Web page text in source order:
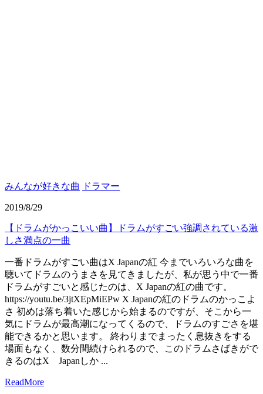
みんなが好きな曲 ドラマー
2019/8/29
【ドラムがかっこいい曲】ドラムがすごい強調されている激
しさ満点の一曲
一番ドラムがすごい曲はX Japanの紅 今までいろいろな曲を
聴いてドラムのうまさを見てきましたが、私が思う中で一番
ドラムがすごいと感じたのは、X Japanの紅の曲です。
https://youtu.be/3jtXEpMiEPw X Japanの紅のドラムのかっこよ
さ 初めは落ち着いた感じから始まるのですが、そこから一
気にドラムが最高潮になってくるので、ドラムのすごさを堪
能できるかと思います。 終わりまでまったく息抜きをする
場面もなく、数分間続けられるので、このドラムさばきがで
きるのはX Japanしか ...
ReadMore